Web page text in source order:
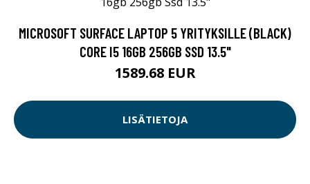
MICROSOFT SURFACE LAPTOP 5 YRITYKSILLE (BLACK)
CORE I5 16GB 256GB SSD 13.5"
1589.68 EUR
LISÄTIETOJA